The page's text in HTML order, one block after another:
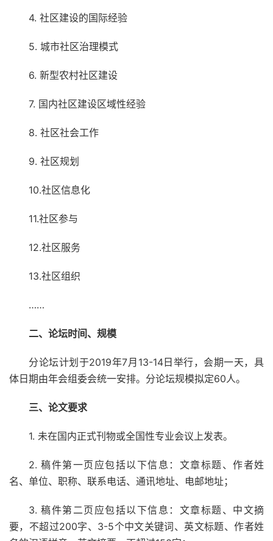
4. 社区建设的国际经验
5. 城市社区治理模式
6. 新型农村社区建设
7. 国内社区建设区域性经验
8. 社区社会工作
9. 社区规划
10.社区信息化
11.社区参与
12.社区服务
13.社区组织
……
二、论坛时间、规模
分论坛计划于2019年7月13-14日举行，会期一天，具
体日期由年会组委会统一安排。分论坛规模拟定60人。
三、论文要求
1. 未在国内正式刊物或全国性专业会议上发表。
2. 稿件第一页应包括以下信息：文章标题、作者姓
名、单位、职称、联系电话、通讯地址、电邮地址；
3. 稿件第二页应包括以下信息：文章标题、中文摘
要，不超过200字、3-5个中文关键词、英文标题、作者姓